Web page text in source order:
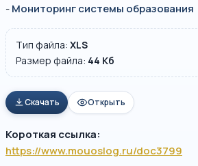
-Мониторинг системы образования
Тип файла: XLS
Размер файла: 44 Кб
Скачать Открыть
Короткая ссылка:
https://www.mouoslog.ru/doc3799